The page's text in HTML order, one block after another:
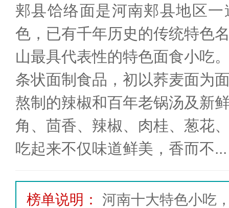
郏县饸络面是河南郏县地区
色，已有千年历史的传统特色
山最具代表性的特色面食小吃
条状面制食品，初以荞麦面为
熬制的辣椒和百年老锅汤及新
角、茴香、辣椒、肉桂、葱花
吃起来不仅味道鲜美，香而不...
榜单说明：
河南十大特色小吃